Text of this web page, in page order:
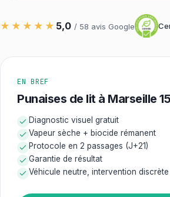
★★★★★ 5,0 / 58 avis Google
EN BREF
Punaises de lit à Marseille
Diagnostic visuel gratuit
Vapeur sèche + biocide rémanent
Protocole en 2 passages (J+21)
Garantie de résultat
Véhicule neutre, intervention discrète